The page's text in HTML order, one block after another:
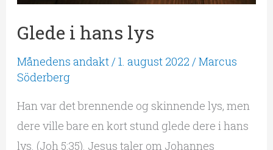
Glede i hans lys
Månedens andakt/1. august 2022 /Marcus
Söderberg
Han var det brennende og skinnende lys, men
dere ville bare en kort stund glede dere i hans
lys. (Joh 5:35). Jesus taler om Johannes